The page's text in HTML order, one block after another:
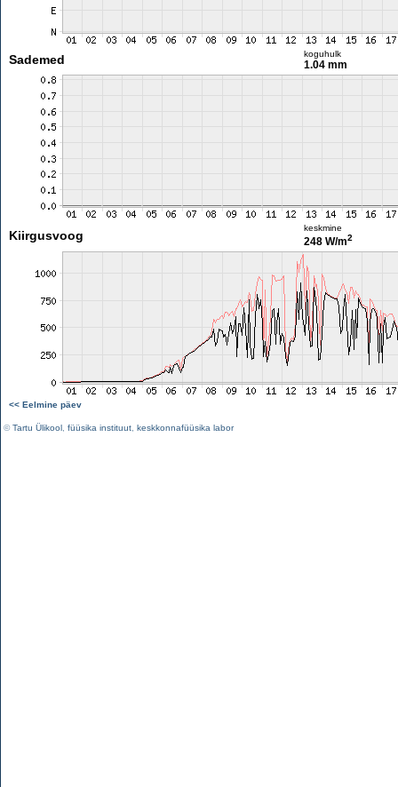
Sademed koguhulk
1.04 mm
Kiirgusvoog
keskmine
248 W/m2
<< Eelmine päev
©Tartu Ülikool füüsika instituut keskkonnafüüsika labor